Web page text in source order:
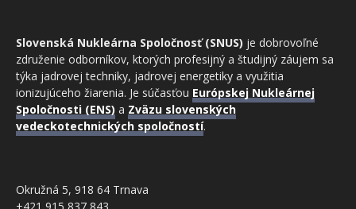
Slovenská Nukleárna Spoločnosť (SNUS) je dobrovoľné
združenie odborníkov, ktorých profesijný a študijný záujem sa
týka jadrovej techniky, jadrovej energetiky a využitia
ionizujúceho žiarenia. Je súčasťou Európskej Nukleárnej
Spoločnosti (ENS) a Zväzu slovenských
vedeckotechnických spoločností.
Okružná 5, 918 64 Trnava